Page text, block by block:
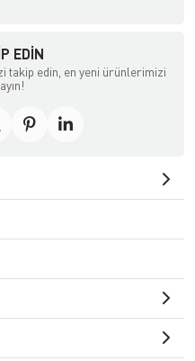
EDIN
takip edin, en yeni ürünlerimizi